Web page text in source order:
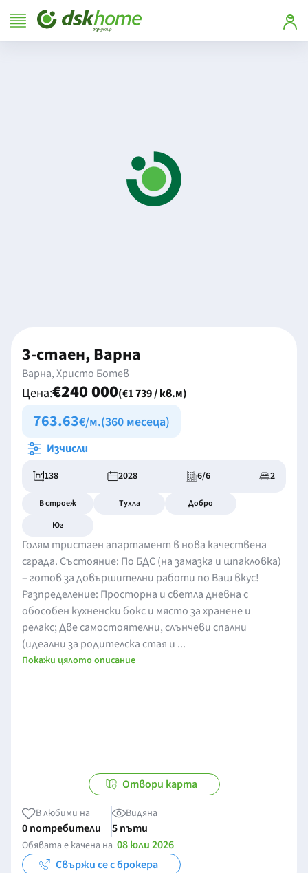
3-стаен, Варна
Варна, Христо Ботев
Цена:€240 000(€1 739 / кв.м)
763.63€/м.(360 месеца)
Изчисли
138 2028 6/6 2
В строеж Тухла
Добро
Юг
Голям тристаен апартамент в нова качествена
сграда. Състояние: По БДС (на замазка и шпакловка)
– готов за довършителни работи по Ваш вкус!
Разпределение: Просторна и светла дневна с
обособен кухненски бокс и място за хранене и
релакс; Две самостоятелни, слънчеви спални
(идеални за родителска стая и ...
Покажи цялото описание
Отвори карта
В любими на
0 потребители
Видяна
5 пъти
Обявата е качена на 08 юли 2026
Свържи се с брокера